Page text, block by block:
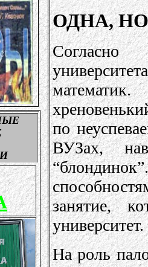
ОДНА,
Согласно
по
ВУЗах,
занятие,
университет.
На роль